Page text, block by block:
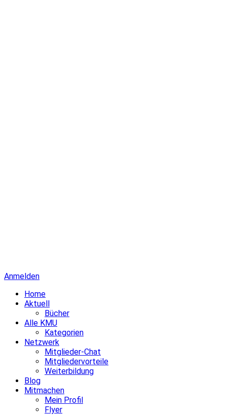
Anmelden
Home
Aktuell
Bücher
Alle KMU
Kategorien
Netzwerk
Mitglieder-Chat
Mitgliedervorteile
Weiterbildung
Blog
Mitmachen
Mein Profil
Flyer